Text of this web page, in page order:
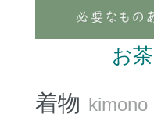
お
着物 kimono